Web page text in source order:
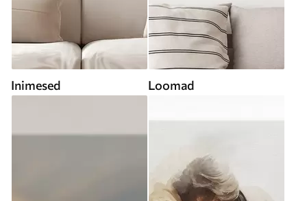
Inimesed Loomad